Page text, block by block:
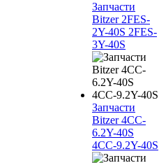
Запчасти
Bitzer 2FES-
2Y-40S 2FES-
3Y-40S
Запчасти
Bitzer 4CC-
6.2Y-40S
4CC-9.2Y-40S